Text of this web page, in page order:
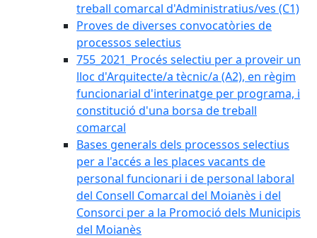
treball comarcal d'Administratius/ves (C1)
Proves de diverses convocatòries de
processos selectius
755_2021_Procés selectiu per a proveir un
lloc d'Arquitecte/a tècnic/a (A2), en règim
funcionarial d'interinatge per programa, i
constitució d'una borsa de treball
comarcal
Bases generals dels processos selectius
per a l'accés a les places vacants de
personal funcionari i de personal laboral
del Consell Comarcal del Moianès i del
Consorci per a la Promoció dels Municipis
del Moianès